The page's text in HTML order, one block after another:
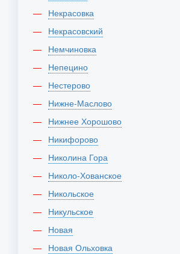
Некрасовка
Некрасовский
Немчиновка
Непецино
Нестерово
Нижне-Маслово
Нижнее Хорошово
Никифорово
Николина Гора
Николо-Хованское
Никольское
Никульское
Новая
Новая Ольховка